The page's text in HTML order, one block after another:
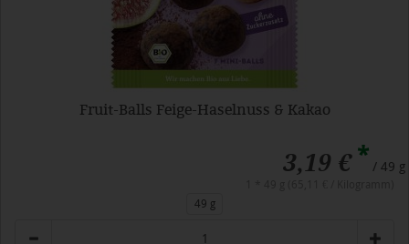
Fruit-Balls Feige-Haselnuss & Kakao
3,19 €* / 49 g
49 g